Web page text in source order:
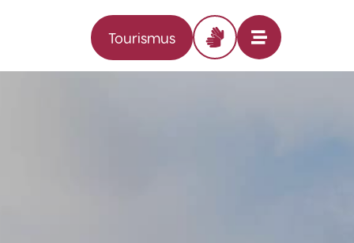
Tourismus